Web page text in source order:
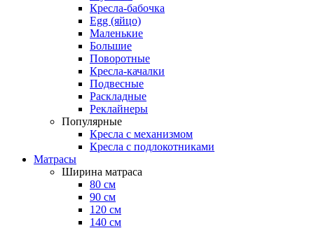
Кресла-бабочка
Egg (яйцо)
Маленькие
Большие
Поворотные
Кресла-качалки
Подвесные
Раскладные
Реклайнеры
Популярные
Кресла с механизмом
Кресла с подлокотниками
Матрасы
Ширина матраса
80 см
90 см
120 см
140 см